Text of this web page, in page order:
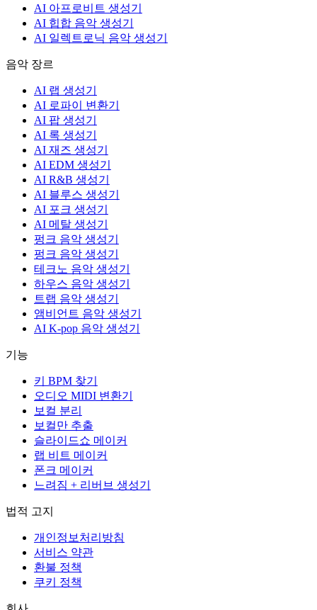
AI 아프로비트 생성기
AI 힙합 음악 생성기
AI 일렉트로닉 음악 생성기
음악 장르
AI 랩 생성기
AI 로파이 변환기
AI 팝 생성기
AI 록 생성기
AI 재즈 생성기
AI EDM 생성기
AI R&B 생성기
AI 블루스 생성기
AI 포크 생성기
AI 메탈 생성기
펑크 음악 생성기
펑크 음악 생성기
테크노 음악 생성기
하우스 음악 생성기
트랩 음악 생성기
앰비언트 음악 생성기
AI K-pop 음악 생성기
기능
키 BPM 찾기
오디오 MIDI 변환기
보컬 분리
보컬만 추출
슬라이드쇼 메이커
랩 비트 메이커
폰크 메이커
느려짐 + 리버브 생성기
법적 고지
개인정보처리방침
서비스 약관
환불 정책
쿠키 정책